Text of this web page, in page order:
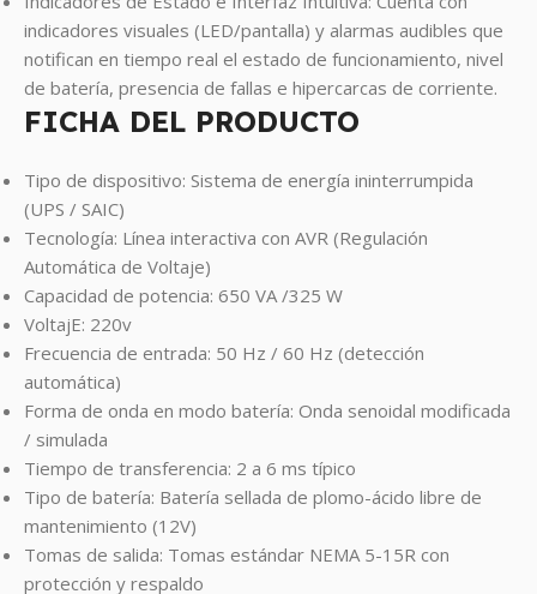
indicadores visuales (LED/pantalla) y alarmas audibles que
notifican en tiempo real el estado de funcionamiento, nivel
de batería, presencia de fallas e hipercarcas de corriente.
FICHA DEL PRODUCTO
Tipo de dispositivo: Sistema de energía ininterrumpida
(UPS / SAIC)
Tecnología: Línea interactiva con AVR (Regulación
Automática de Voltaje)
Capacidad de potencia: 650 VA /325 W
VoltajE: 220v
Frecuencia de entrada: 50 Hz / 60 Hz (detección
automática)
Forma de onda en modo batería: Onda senoidal modificada
/ simulada
Tiempo de transferencia: 2 a 6 ms típico
Tipo de batería: Batería sellada de plomo-ácido libre de
mantenimiento (12V)
Tomas de salida: Tomas estándar NEMA 5-15R con
protección y respaldo